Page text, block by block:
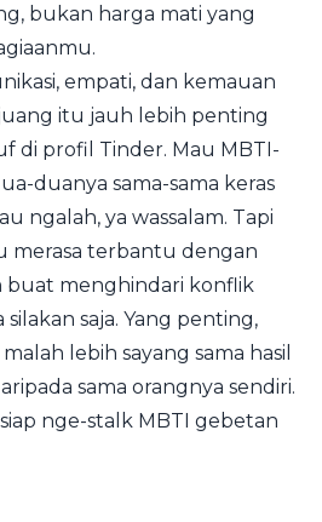
bukan harga mati yang
empati, dan kemauan
itu jauh lebih penting
di profil Tinder. Mau MBTI-
duanya sama-sama keras
ngalah, ya wassalam. Tapi
merasa terbantu dengan
buat menghindari konflik
saja. Yang penting,
lebih sayang sama hasil
sama orangnya sendiri.
nge-stalk MBTI gebetan